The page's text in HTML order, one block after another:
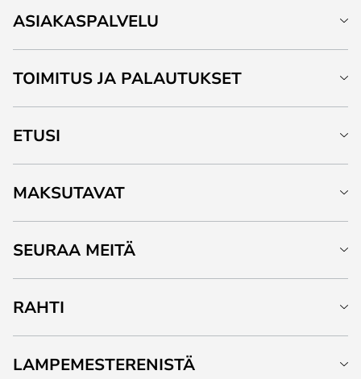
ASIAKASPALVELU
TOIMITUS JA PALAUTUKSET
ETUSI
MAKSUTAVAT
SEURAA MEITÄ
RAHTI
LAMPEMESTERENISTÄ